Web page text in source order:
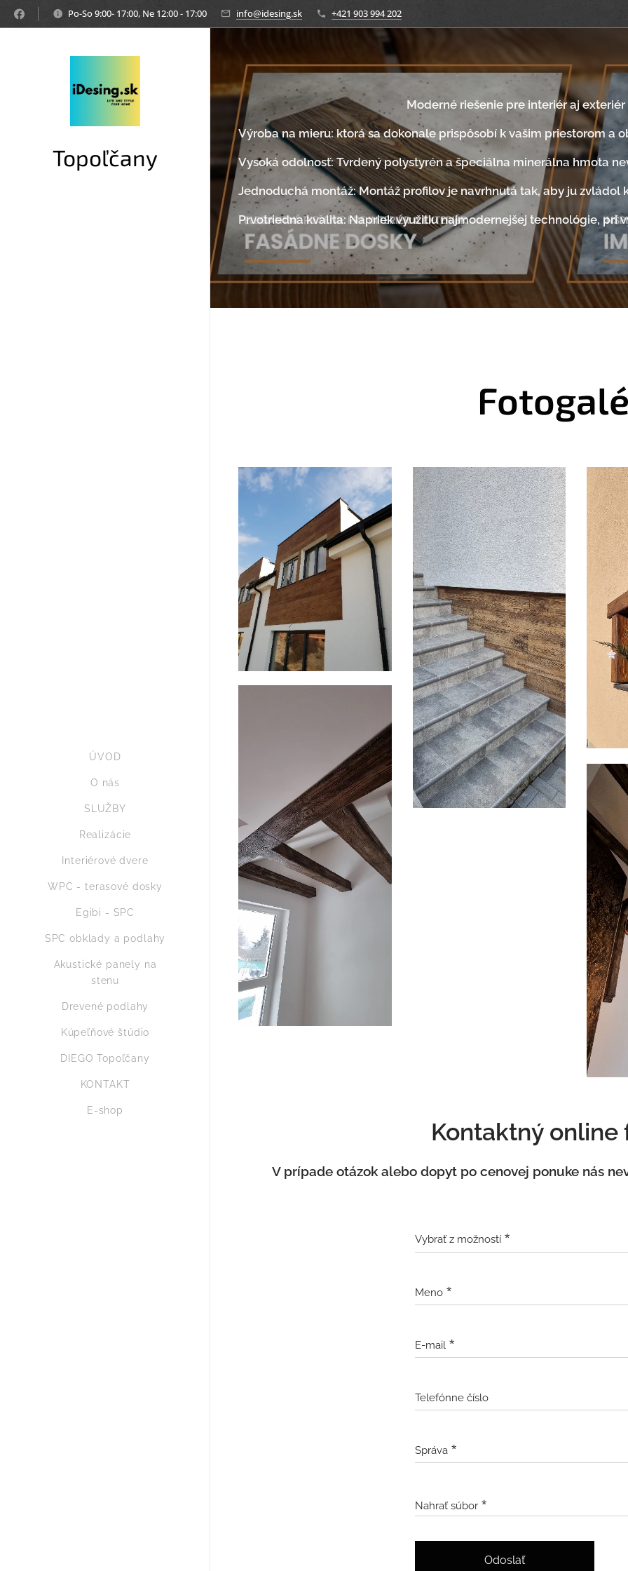
Po-So 9:00- 17:00, Ne 12:00 - 17:00 info@idesing.sk +421 903 994 202
Topoľčany
ÚVOD
O nás
SLUŽBY
Realizácie
Interiérové dvere
WPC - terasové dosky
Egibi - SPC
SPC obklady a podlahy
Akustické panely na
stenu
Drevené podlahy
Kúpeľňové štúdio
DIEGO Topoľčany
KONTAKT
E-shop
Moderné riešenie pre interiér aj
Výroba na mieru:ktorá sadokonale prispôsobí k vašim priestorom a
Vysoká odolnosť: Tvrdený polystyrén a špeciálna minerálna hmota
Jednoduchá montáž:Montáž profilov je navrhnutá tak, aby ju zvládol
Prvotriedna kvalita: Napriek využitiu najmodernejšej technológie, pri
Kontaktný
V prípade otázok alebo dopyt po cenovej ponuke nás
Vybrať z možností
Meno
E-mail
Telefónne číslo
Správa
Nahrať súbor
Odoslať